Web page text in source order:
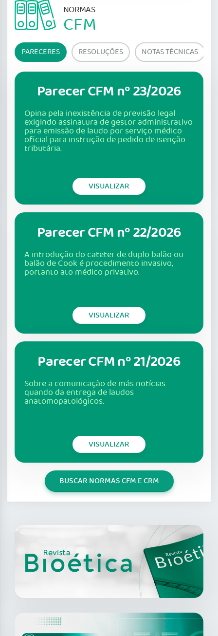
NORMAS
CFM
PARECERES RESOLUÇÕES NOTAS TÉCNICAS
Parecer CFM nº 23/2026
Opina pela inexistência de previsão legal
exigindo assinatura de gestor administrativo
para emissão de laudo por serviço médico
oficial para instrução de pedido de isenção
tributária.
VISUALIZAR
Parecer CFM nº 22/2026
A introdução do cateter de duplo balão ou
balão de Cook é procedimento invasivo,
portanto ato médico privativo.
VISUALIZAR
Parecer CFM nº 21/2026
Sobre a comunicação de más notícias
quando da entrega de laudos
anatomopatológicos.
VISUALIZAR
BUSCAR NORMAS CFM E CRM